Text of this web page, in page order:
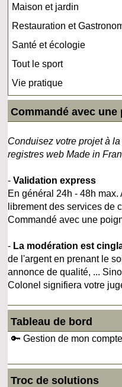
Maison et jardin
Restauration et
Santé et écologie
Tout le sport
Vie pratique
Commandé avec une
Conduisez votre projet à
registres web Made in
-Validation express
En général 24h - 48h
librement des services de
Commandé avec une
- La modération est
de l'argent en prenant le
annonce de qualité, ...
Colonel signifiera votre
Tableau de bord
🔑 Gestion de mon compte
Troc de solutions